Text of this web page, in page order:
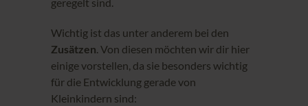
Wichtig ist das unter anderem bei den
Zusätzen. Von diesen möchten wir dir hier
einige vorstellen, da sie besonders wichtig
für die Entwicklung gerade von
Kleinkindern sind: